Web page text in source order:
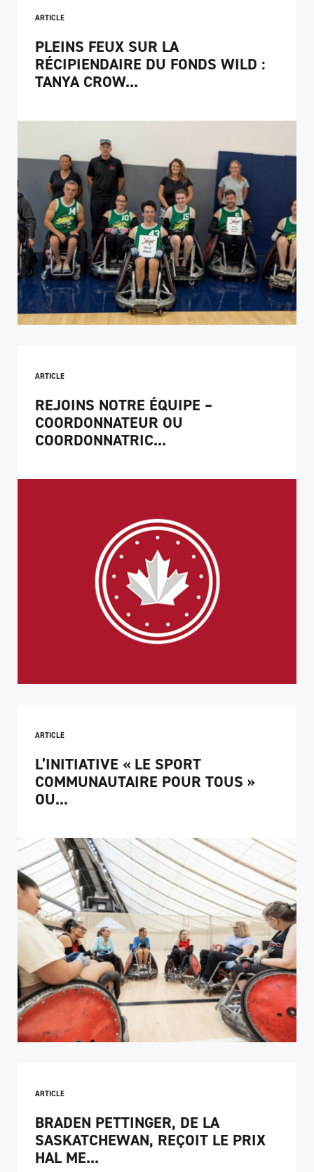
ARTICLE
PLEINS FEUX SUR LA
RÉCIPIENDAIRE DU FONDS WILD :
TANYA CROW...
ARTICLE
REJOINS NOTRE ÉQUIPE –
COORDONNATEUR OU
COORDONNATRIC...
ARTICLE
L’INITIATIVE « LE SPORT
COMMUNAUTAIRE POUR TOUS »
OU...
ARTICLE
BRADEN PETTINGER, DE LA
SASKATCHEWAN, REÇOIT LE PRIX
HAL ME...